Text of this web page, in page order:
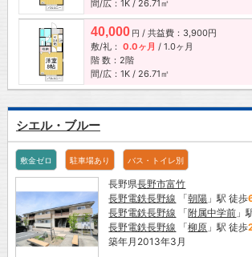
間/広：1K / 26.71㎡
40,000 円 / 共益費：3,900円
敷/礼： 0.0ヶ月 / 1.0ヶ月
階 数：2階
間/広：1K / 26.71㎡
シエル・ブルー
敷金ゼロ 駐車場あり バス・トイレ別
長野県長野市富竹
長野電鉄長野線 「朝陽 」駅 徒歩
長野電鉄長野線 「附属中学前 」
長野電鉄長野線 「柳原 」駅 徒歩
築年月2013年3月